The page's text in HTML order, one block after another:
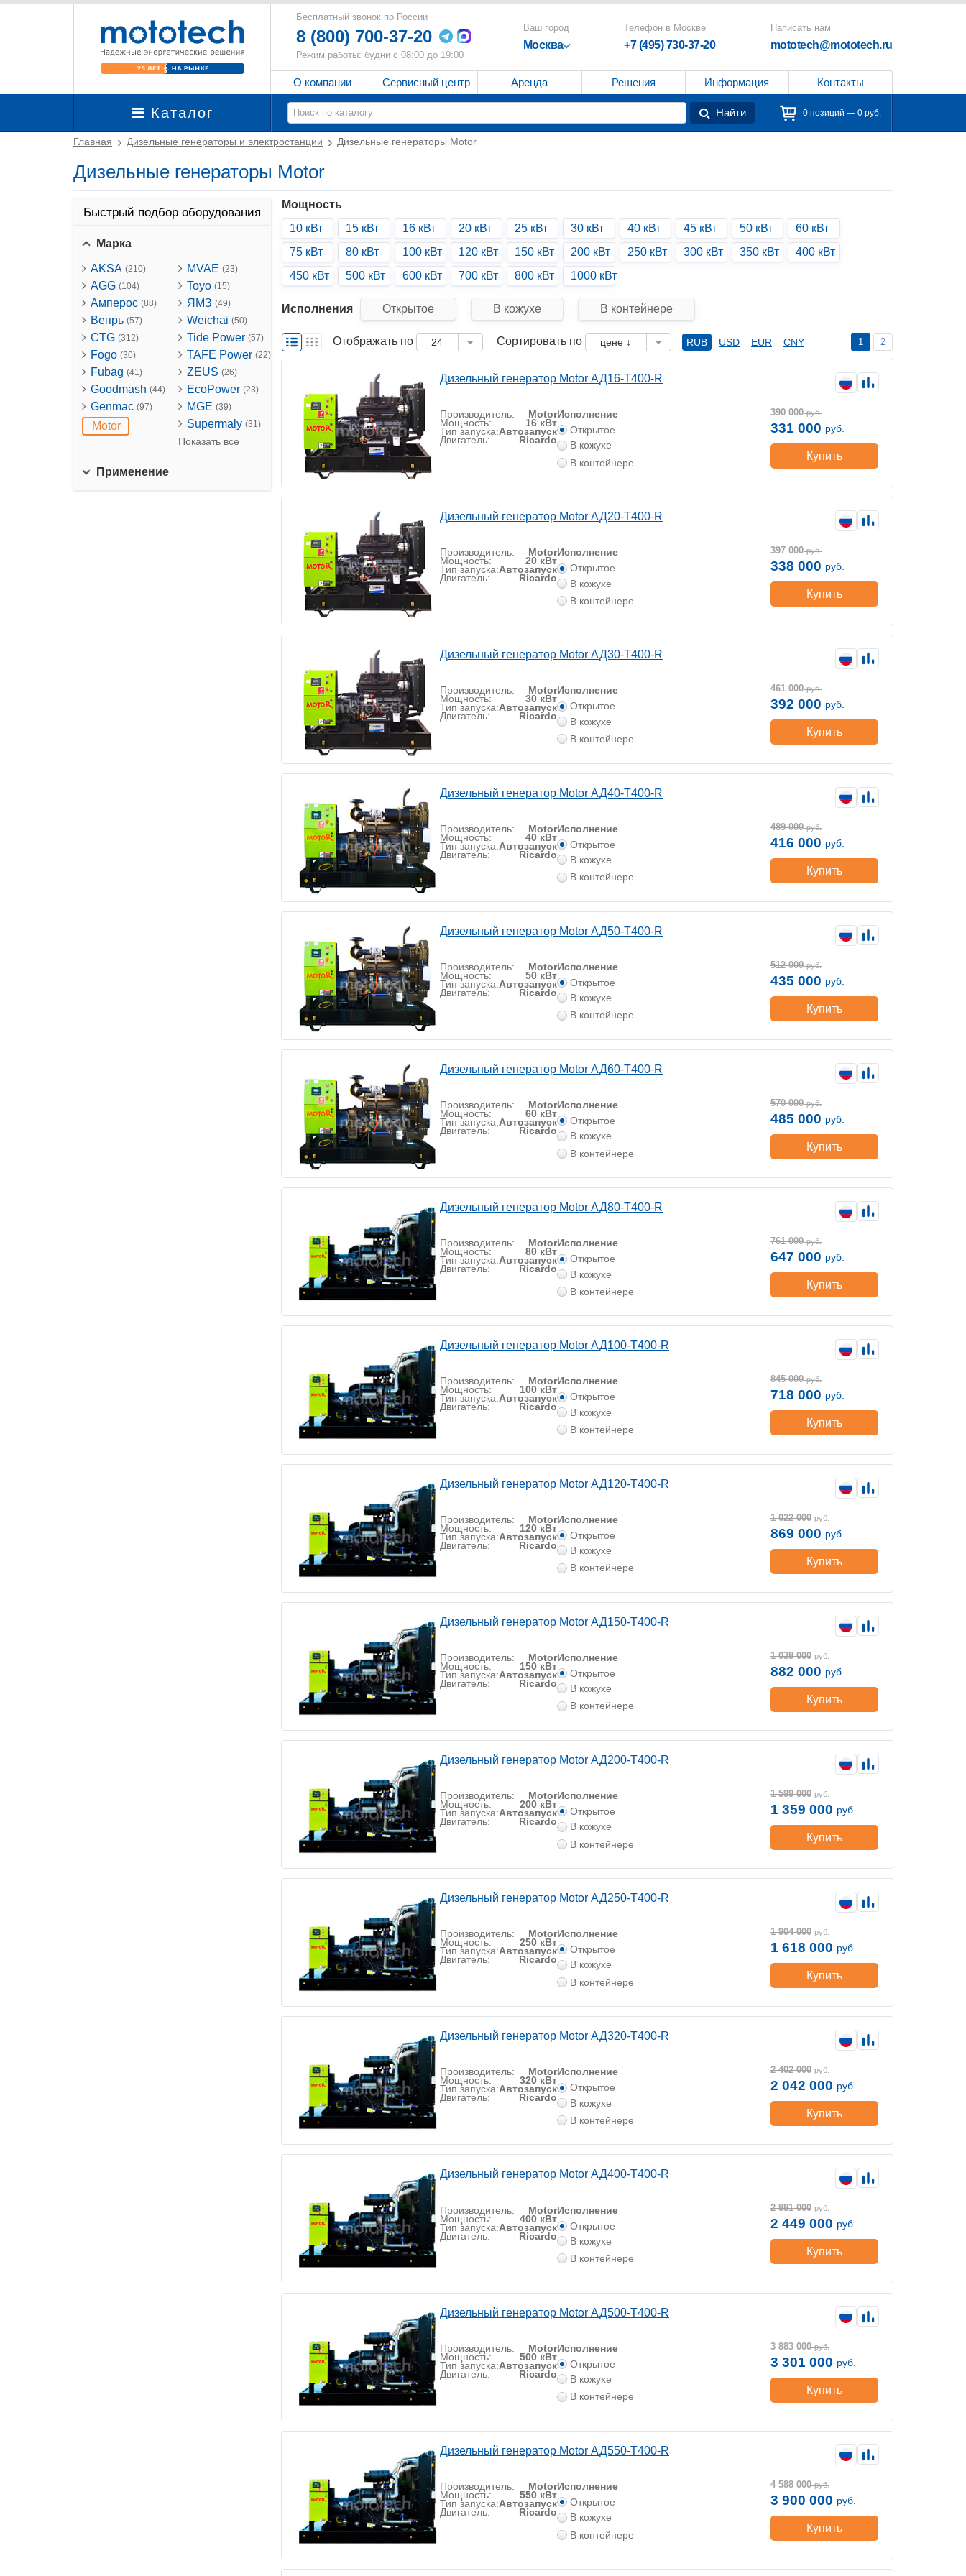
Бесплатный звонок по России
8 (800) 700-37-20
Режим работы: будни с 08:00 до 19:00
Ваш город
Москва
Телефон в Москве
+7 (495) 730-37-20
Написать нам
mototech@mototech.ru
О компании Сервисный центр Аренда Решения Информация Контакты
Каталог Найти 0 позиций — 0 руб.
Главная Дизельные генераторы и электростанции Дизельные генераторы Motor
Дизельные генераторы Motor
Быстрый подбор оборудования
Марка
AKSA (210)
AGG (104)
Амперос (88)
Вепрь (57)
CTG (312)
Fogo (30)
Fubag (41)
Goodmash (44)
Genmac (97)
Motor
MVAE (23)
Toyo (15)
ЯМЗ (49)
Weichai (50)
Tide Power (57)
TAFE Power (22)
ZEUS (26)
EcoPower (23)
MGE (39)
Supermaly (31)
Показать все
Применение
Мощность
10 кВт
15 кВт 16 кВт 20 кВт 25 кВт 30 кВт 40 кВт 45 кВт 50 кВт
60 кВт
75 кВт
80 кВт 100 кВт 120 кВт 150 кВт 200 кВт 250 кВт 300 кВт 350 кВт
400 кВт
450 кВт
500 кВт 600 кВт 700 кВт 800 кВт 1000 кВт
Исполнения Открытое В кожухе В контейнере
Отображать по 24 Сортировать по цене ↓ RUB USD EUR CNY 1 2
Дизельный генератор Motor АД16-Т400-R
Производитель: Motor
Мощность: 16 кВт
Тип запуска:Автозапуск
Двигатель: Ricardo
Исполнение
Открытое
В кожухе
В контейнере
390 000 руб.
331 000 руб.
Купить
Дизельный генератор Motor АД20-Т400-R
Производитель: Motor
Мощность: 20 кВт
Тип запуска:Автозапуск
Двигатель: Ricardo
Исполнение
Открытое
В кожухе
В контейнере
397 000 руб.
338 000 руб.
Купить
Дизельный генератор Motor АД30-Т400-R
Производитель: Motor
Мощность: 30 кВт
Тип запуска:Автозапуск
Двигатель: Ricardo
Исполнение
Открытое
В кожухе
В контейнере
461 000 руб.
392 000 руб.
Купить
Дизельный генератор Motor АД40-Т400-R
Производитель: Motor
Мощность: 40 кВт
Тип запуска:Автозапуск
Двигатель: Ricardo
Исполнение
Открытое
В кожухе
В контейнере
489 000 руб.
416 000 руб.
Купить
Дизельный генератор Motor АД50-Т400-R
Производитель: Motor
Мощность: 50 кВт
Тип запуска:Автозапуск
Двигатель: Ricardo
Исполнение
Открытое
В кожухе
В контейнере
512 000 руб.
435 000 руб.
Купить
Дизельный генератор Motor АД60-Т400-R
Производитель: Motor
Мощность: 60 кВт
Тип запуска:Автозапуск
Двигатель: Ricardo
Исполнение
Открытое
В кожухе
В контейнере
570 000 руб.
485 000 руб.
Купить
Дизельный генератор Motor АД80-Т400-R
Производитель: Motor
Мощность: 80 кВт
Тип запуска:Автозапуск
Двигатель: Ricardo
Исполнение
Открытое
В кожухе
В контейнере
761 000 руб.
647 000 руб.
Купить
Дизельный генератор Motor АД100-Т400-R
Производитель: Motor
Мощность: 100 кВт
Тип запуска:Автозапуск
Двигатель: Ricardo
Исполнение
Открытое
В кожухе
В контейнере
845 000 руб.
718 000 руб.
Купить
Дизельный генератор Motor АД120-Т400-R
Производитель: Motor
Мощность: 120 кВт
Тип запуска:Автозапуск
Двигатель: Ricardo
Исполнение
Открытое
В кожухе
В контейнере
1 022 000 руб.
869 000 руб.
Купить
Дизельный генератор Motor АД150-Т400-R
Производитель: Motor
Мощность: 150 кВт
Тип запуска:Автозапуск
Двигатель: Ricardo
Исполнение
Открытое
В кожухе
В контейнере
1 038 000 руб.
882 000 руб.
Купить
Дизельный генератор Motor АД200-Т400-R
Производитель: Motor
Мощность: 200 кВт
Тип запуска:Автозапуск
Двигатель: Ricardo
Исполнение
Открытое
В кожухе
В контейнере
1 599 000 руб.
1 359 000 руб.
Купить
Дизельный генератор Motor АД250-Т400-R
Производитель: Motor
Мощность: 250 кВт
Тип запуска:Автозапуск
Двигатель: Ricardo
Исполнение
Открытое
В кожухе
В контейнере
1 904 000 руб.
1 618 000 руб.
Купить
Дизельный генератор Motor АД320-Т400-R
Производитель: Motor
Мощность: 320 кВт
Тип запуска:Автозапуск
Двигатель: Ricardo
Исполнение
Открытое
В кожухе
В контейнере
2 402 000 руб.
2 042 000 руб.
Купить
Дизельный генератор Motor АД400-Т400-R
Производитель: Motor
Мощность: 400 кВт
Тип запуска:Автозапуск
Двигатель: Ricardo
Исполнение
Открытое
В кожухе
В контейнере
2 881 000 руб.
2 449 000 руб.
Купить
Дизельный генератор Motor АД500-Т400-R
Производитель: Motor
Мощность: 500 кВт
Тип запуска:Автозапуск
Двигатель: Ricardo
Исполнение
Открытое
В кожухе
В контейнере
3 883 000 руб.
3 301 000 руб.
Купить
Дизельный генератор Motor АД550-Т400-R
Производитель: Motor
Мощность: 550 кВт
Тип запуска:Автозапуск
Двигатель: Ricardo
Исполнение
Открытое
В кожухе
В контейнере
4 588 000 руб.
3 900 000 руб.
Купить